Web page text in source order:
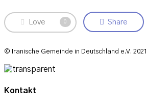
Love 0 Share
© Iranische Gemeinde in Deutschland e.V. 2021
Kontakt